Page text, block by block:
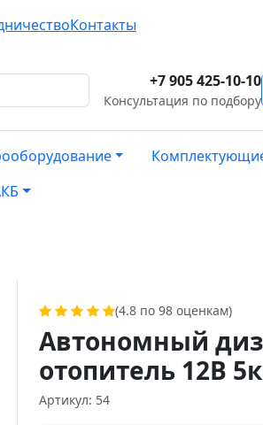
Контакты
+7 905 425-10-10
Консультация по подбору
(4.8 по 98 оценкам)
Автономный
отопитель 12В
Артикул: 54